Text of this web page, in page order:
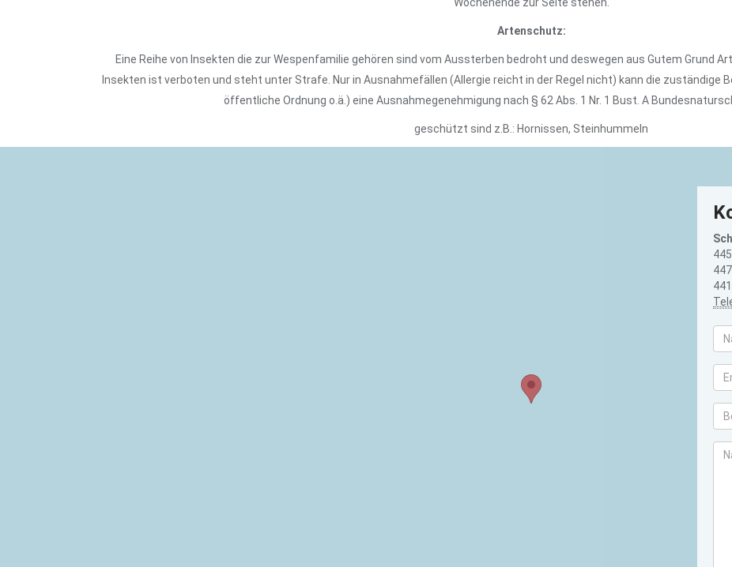
Artenschutz:
Eine Reihe von Insekten die zur Wespenfamilie gehören sind vom Aussterben bedroht und deswegen aus Gutem Grund
Insekten ist verboten und steht unter Strafe. Nur in Ausnahmefällen (Allergie reicht in der Regel nicht) kann die
öffentliche Ordnung o.ä.) eine Ausnahmegenehmigung nach § 62 Abs. 1 Nr. 1 Bust. A
geschützt sind z.B.: Hornissen, Steinhummeln